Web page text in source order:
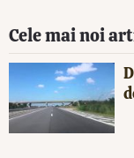
Cele mai noi